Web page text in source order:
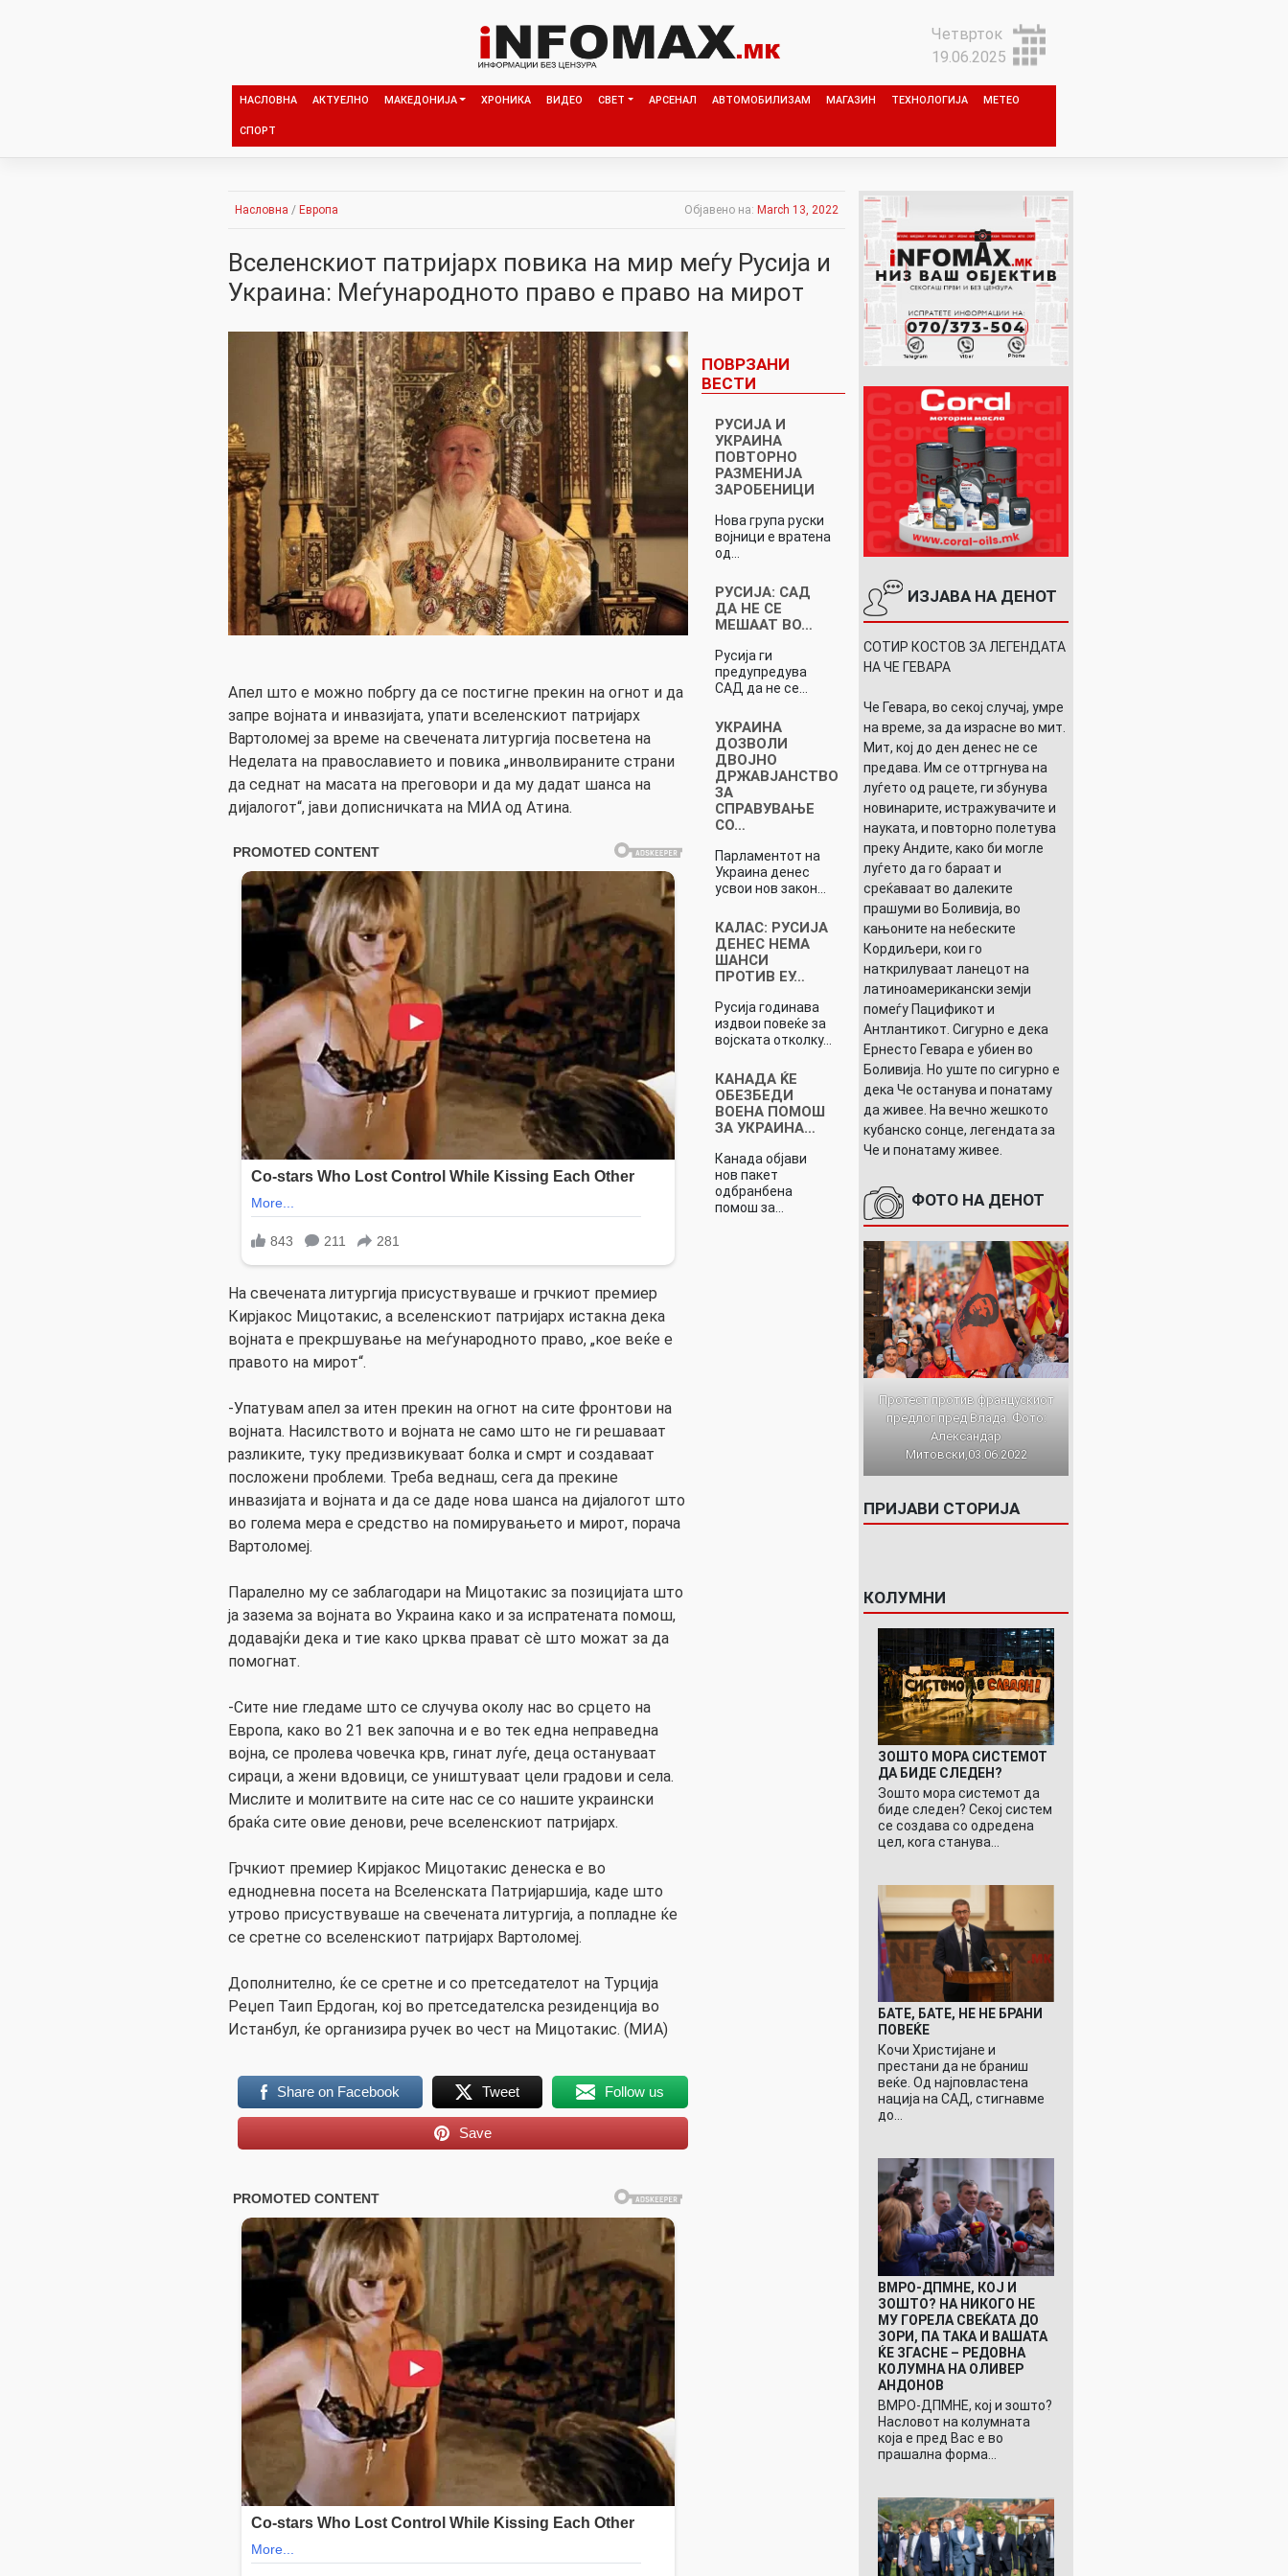
Четврток
19.06.2025
НАСЛОВНА АКТУЕЛНО МАКЕДОНИЈА ХРОНИКА ВИДЕО СВЕТ АРСЕНАЛ АВТОМОБИЛИЗАМ МАГАЗИН ТЕХНОЛОГИЈА МЕТЕО
СПОРТ
Насловна / Европа Објавено на: March 13, 2022
Вселенскиот патријарх повика на мир меѓу Русија и
Украина: Меѓународното право е право на мирот
Апел што е можно побргу да се постигне прекин на огнот и да
запре војната и инвазијата, упати вселенскиот патријарх
Вартоломеј за време на свечената литургија посветена на
Неделата на православието и повика „инволвираните страни
да седнат на масата на преговори и да му дадат шанса на
дијалогот“, јави дописничката на МИА од Атина.
На свечената литургија присуствуваше и грчкиот премиер
Кирјакос Мицотакис, а вселенскиот патријарх истакна дека
војната е прекршување на меѓународното право, „кое веќе е
правото на мирот“.
-Упатувам апел за итен прекин на огнот на сите фронтови на
војната. Насилството и војната не само што не ги решаваат
разликите, туку предизвикуваат болка и смрт и создаваат
посложени проблеми. Треба веднаш, сега да прекине
инвазијата и војната и да се даде нова шанса на дијалогот што
во голема мера е средство на помирувањето и мирот, порача
Вартоломеј.
Паралелно му се заблагодари на Мицотакис за позицијата што
ја зазема за војната во Украина како и за испратената помош,
додавајќи дека и тие како црква прават сè што можат за да
помогнат.
-Сите ние гледаме што се случува околу нас во срцето на
Европа, како во 21 век започна и е во тек една неправедна
војна, се пролева човечка крв, гинат луѓе, деца остануваат
сираци, а жени вдовици, се уништуваат цели градови и села.
Мислите и молитвите на сите нас се со нашите украински
браќа сите овие денови, рече вселенскиот патријарх.
Грчкиот премиер Кирјакос Мицотакис денеска е во
еднодневна посета на Вселенската Патријаршија, каде што
утрово присуствуваше на свечената литургија, а попладне ќе
се сретне со вселенскиот патријарх Вартоломеј.
Дополнително, ќе се сретне и со претседателот на Турција
Реџеп Таип Ердоган, кој во претседателска резиденција во
Истанбул, ќе организира ручек во чест на Мицотакис. (МИА)
Share on Facebook Tweet Follow us
Save
ПОВРЗАНИ
ВЕСТИ
РУСИЈА И
УКРАИНА
ПОВТОРНО
РАЗМЕНИЈА
ЗАРОБЕНИЦИ
Нова група руски
војници е вратена
од…
РУСИЈА: САД
ДА НЕ СЕ
МЕШААТ ВО…
Русија ги
предупредува
САД да не се…
УКРАИНА
ДОЗВОЛИ
ДВОЈНО
ДРЖАВЈАНСТВО
ЗА
СПРАВУВАЊЕ
СО…
Парламентот на
Украина денес
усвои нов закон…
КАЛАС: РУСИЈА
ДЕНЕС НЕМА
ШАНСИ
ПРОТИВ ЕУ…
Русија годинава
издвои повеќе за
војската отколку…
КАНАДА ЌЕ
ОБЕЗБЕДИ
ВОЕНА ПОМОШ
ЗА УКРАИНА…
Канада објави
нов пакет
одбранбена
помош за…
ИЗЈАВА НА ДЕНОТ
СОТИР КОСТОВ ЗА ЛЕГЕНДАТА
НА ЧЕ ГЕВАРА
Че Гевара, во секој случај, умре
на време, за да израсне во мит.
Мит, кој до ден денес не се
предава. Им се оттргнува на
луѓето од рацете, ги збунува
новинарите, истражувачите и
науката, и повторно полетува
преку Андите, како би могле
луѓето да го бараат и
среќаваат во далеките
прашуми во Боливија, во
кањоните на небеските
Кордиљери, кои го
наткрилуваат ланецот на
латиноамерикански земји
помеѓу Пацификот и
Антлантикот. Сигурно е дека
Ернесто Гевара е убиен во
Боливија. Но уште по сигурно е
дека Че останува и понатаму
да живее. На вечно жешкото
кубанско сонце, легендата за
Че и понатаму живее.
ФОТО НА ДЕНОТ
Протест против францускиот
предлог пред Влада. Фото:
Александар
Митовски,03.06.2022
ПРИЈАВИ СТОРИЈА
КОЛУМНИ
ЗОШТО МОРА СИСТЕМОТ
ДА БИДЕ СЛЕДЕН?
Зошто мора системот да
биде следен? Секој систем
се создава со одредена
цел, кога станува…
БАТЕ, БАТЕ, НЕ НЕ БРАНИ
ПОВЕЌЕ
Кочи Христијане и
престани да не браниш
веќе. Од најповластена
нација на САД, стигнавме
до…
ВМРО-ДПМНЕ, КОЈ И
ЗОШТО? НА НИКОГО НЕ
МУ ГОРЕЛА СВЕЌАТА ДО
ЗОРИ, ПА ТАКА И ВАШАТА
ЌЕ ЗГАСНЕ – РЕДОВНА
КОЛУМНА НА ОЛИВЕР
АНДОНОВ
ВМРО-ДПМНЕ, кој и зошто?
Насловот на колумната
која е пред Вас е во
прашална форма…